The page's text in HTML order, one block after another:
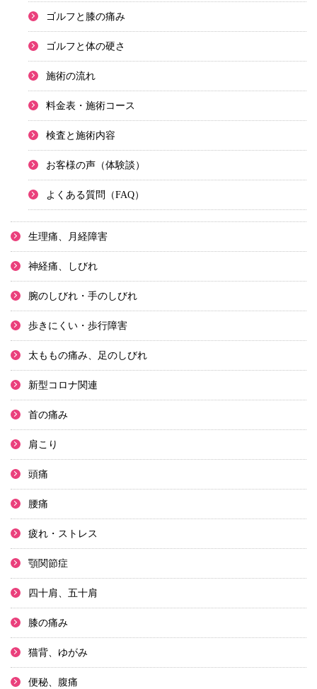
ゴルフと膝の痛み
ゴルフと体の硬さ
施術の流れ
料金表・施術コース
検査と施術内容
お客様の声（体験談）
よくある質問（FAQ）
生理痛、月経障害
神経痛、しびれ
腕のしびれ・手のしびれ
歩きにくい・歩行障害
太ももの痛み、足のしびれ
新型コロナ関連
首の痛み
肩こり
頭痛
腰痛
疲れ・ストレス
顎関節症
四十肩、五十肩
膝の痛み
猫背、ゆがみ
便秘、腹痛